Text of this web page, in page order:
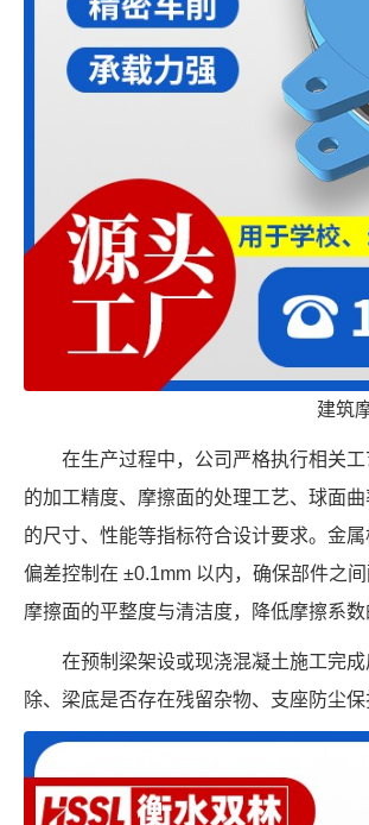
建筑
在生产过程中，公司严格执行相关
的加工精度、摩擦面的处理工艺、球面
的尺寸、性能等指标符合设计要求。金
偏差控制在 ±0.1mm 以内，确保部件之
摩擦面的平整度与清洁度，降低摩擦系数
在预制梁架设或现浇混凝土施工完
除、梁底是否存在残留杂物、支座防尘